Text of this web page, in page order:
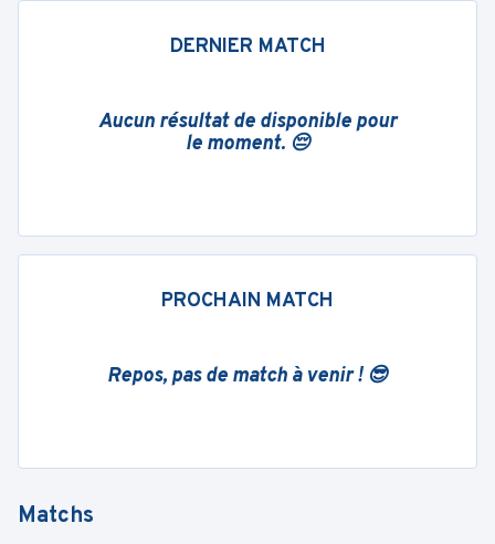
DERNIER MATCH
Aucun résultat de disponible pour
le moment. 😔
PROCHAIN MATCH
Repos, pas de match à venir ! 😎
Matchs